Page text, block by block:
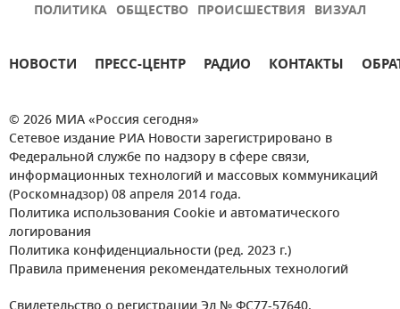
ПОЛИТИКА ОБЩЕСТВО ПРОИСШЕСТВИЯ ВИЗУАЛ
НОВОСТИ ПРЕСС-ЦЕНТР РАДИО КОНТАКТЫ
© 2026 МИА «Россия сегодня»
Сетевое издание РИА Новости зарегистрировано в
Федеральной службе по надзору в сфере связи,
информационных технологий и массовых коммуникаций
(Роскомнадзор) 08 апреля 2014 года.
Политика использования Cookie и автоматического
логирования
Политика конфиденциальности (ред. 2023 г.)
Правила применения рекомендательных технологий